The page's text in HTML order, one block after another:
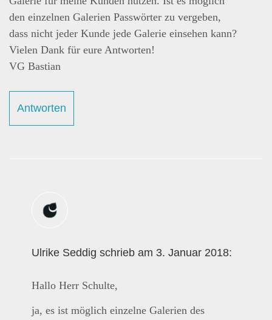
den einzelnen Galerien Passwörter zu vergeben,
dass nicht jeder Kunde jede Galerie einsehen kann?
Vielen Dank für eure Antworten!
VG Bastian
Antworten
Ulrike Seddig schrieb am 3. Januar 2018:
Hallo Herr Schulte,
ja, es ist möglich einzelne Galerien des